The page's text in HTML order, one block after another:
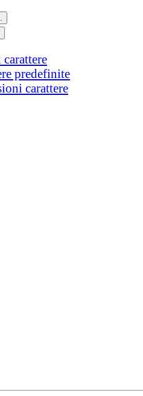
carattere
predefinite
carattere